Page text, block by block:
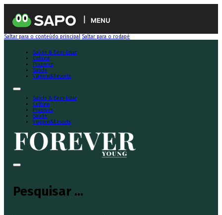
MENU
Saltar para o conteúdo principal Saltar para o rodapé
Saúde & Bem-Estar
Cultura
Prazeres
Saúde
Viagens&Resorts
Saúde & Bem-Estar
Cultura
Prazeres
Saúde
Viagens&Resorts
Pesquisar ...